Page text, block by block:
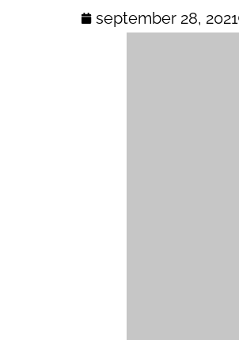
september 28, 2021